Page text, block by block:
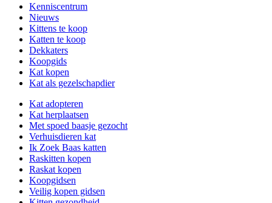
Kenniscentrum
Nieuws
Kittens te koop
Katten te koop
Dekkaters
Koopgids
Kat kopen
Kat als gezelschapdier
Kat adopteren
Kat herplaatsen
Met spoed baasje gezocht
Verhuisdieren kat
Ik Zoek Baas katten
Raskitten kopen
Raskat kopen
Koopgidsen
Veilig kopen gidsen